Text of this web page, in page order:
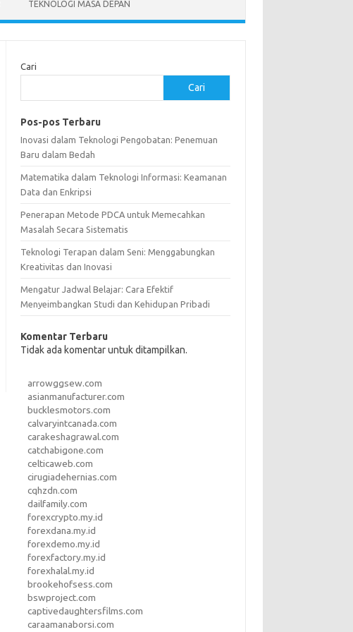
TEKNOLOGI MASA DEPAN
Cari
Cari
Pos-pos Terbaru
Inovasi dalam Teknologi Pengobatan: Penemuan
Baru dalam Bedah
Matematika dalam Teknologi Informasi: Keamanan
Data dan Enkripsi
Penerapan Metode PDCA untuk Memecahkan
Masalah Secara Sistematis
Teknologi Terapan dalam Seni: Menggabungkan
Kreativitas dan Inovasi
Mengatur Jadwal Belajar: Cara Efektif
Menyeimbangkan Studi dan Kehidupan Pribadi
Komentar Terbaru
Tidak ada komentar untuk ditampilkan.
arrowggsew.com
asianmanufacturer.com
bucklesmotors.com
calvaryintcanada.com
carakeshagrawal.com
catchabigone.com
celticaweb.com
cirugiadehernias.com
cqhzdn.com
dailfamily.com
forexcrypto.my.id
forexdana.my.id
forexdemo.my.id
forexfactory.my.id
forexhalal.my.id
brookehofsess.com
bswproject.com
captivedaughtersfilms.com
caraamanaborsi.com